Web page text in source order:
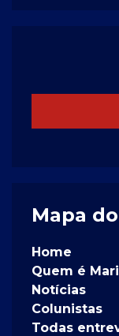
Mapa
Home
Quem é
Notícias
Colunistas
Todas